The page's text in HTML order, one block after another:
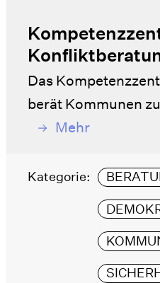
Das
berät Kommunen
Mehr
Kategorie: